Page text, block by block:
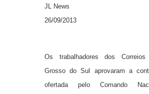
JL News
26/09/2013
Os trabalhadores dos Correios
Grosso do Sul aprovaram a
ofertada pelo Comando